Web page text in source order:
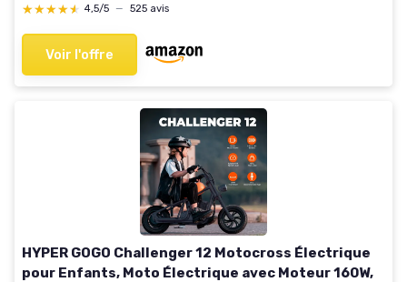
★★★★★
★★★★★ 4,5/5 — 525 avis
Voir l'offre
HYPER GOGO Challenger 12 Motocross Électrique
pour Enfants, Moto Électrique avec Moteur 160W,